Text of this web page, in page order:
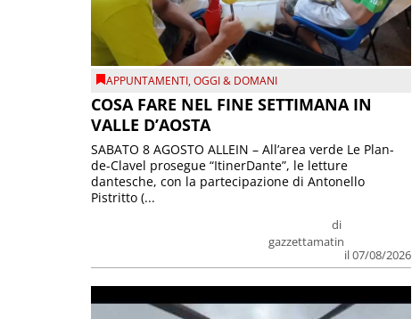
APPUNTAMENTI,OGGI & DOMANI
COSA FARE NEL FINE SETTIMANA IN
VALLE D’AOSTA
di
gazzettamatin
il 07/08/2026
SABATO 8 AGOSTO ALLEIN – All’area verde Le Plan-
de-Clavel prosegue “ItinerDante”, le letture
dantesche, con la partecipazione di Antonello
Pistritto (...